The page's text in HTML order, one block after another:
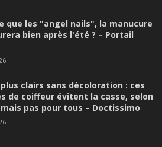
que les "angel nails", la manucure
bien après l'été ? – Portail
plus clairs sans décoloration : ces
de coiffeur évitent la casse, selon
pas pour tous – Doctissimo